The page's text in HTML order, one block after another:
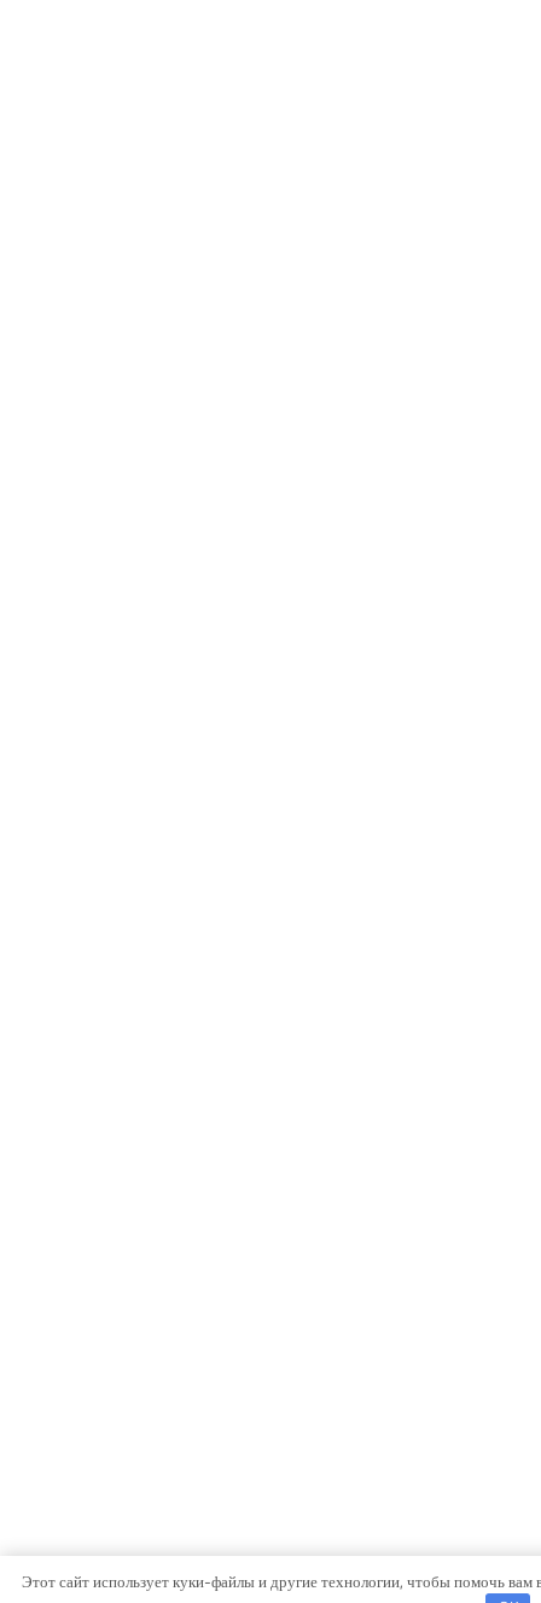
Этот сайт использует куки-файлы и другие технологии, чтобы помочь вам